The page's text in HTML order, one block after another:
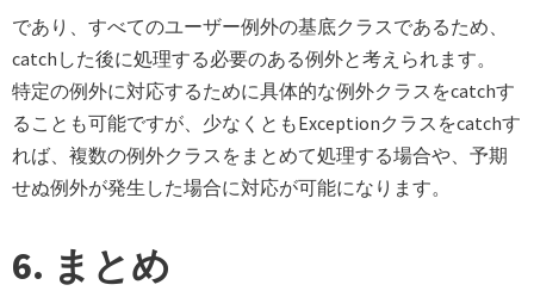
であり、すべてのユーザー例外の基底クラスであるため、
catchした後に処理する必要のある例外と考えられます。
特定の例外に対応するために具体的な例外クラスをcatchす
ることも可能ですが、少なくともExceptionクラスをcatchす
れば、複数の例外クラスをまとめて処理する場合や、予期
せぬ例外が発生した場合に対応が可能になります。
6. まとめ